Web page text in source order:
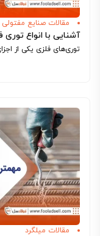
مقالات صنایع مفتولی
آشنایی با انواع
مقالات میلگرد